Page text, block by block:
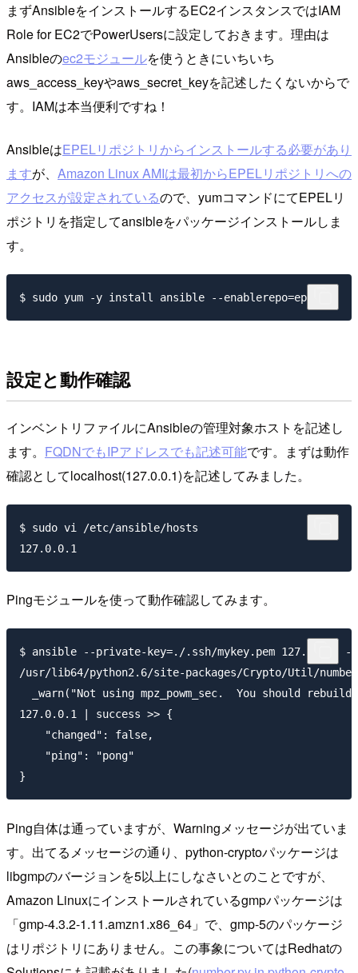
まずAnsibleをインストールするEC2インスタンスではIAM
Role for EC2でPowerUsersに設定しておきます。理由は
Ansibleのec2モジュールを使うときにいちいち
aws_access_keyやaws_secret_keyを記述したくないからで
す。IAMは本当便利ですね！
AnsibleはEPELリポジトリからインストールする必要があり
ますが、 Amazon Linux AMIは最初からEPELリポジトリへの
アクセスが設定されているので、yumコマンドにてEPELリ
ポジトリを指定してansibleをパッケージインストールしま
す。
設定と動作確認
インベントリファイルにAnsibleの管理対象ホストを記述し
ます。 FQDNでもIPアドレスでも記述可能です。まずは動作
確認としてlocalhost(127.0.0.1)を記述してみました。
$ sudo vi /etc/ansible/hosts
Pingモジュールを使って動作確認してみます。
$ ansible --private-key=./.ssh/mykey.pem 127.0.0.1 -
/usr/lib64/python2.6/site-packages/Crypto/Util/
_warn("Not using mpz_powm_sec.  You should
127.0.0.1 | success >> {
    "changed": false,
    "ping": "pong"
Ping自体は通っていますが、Warningメッセージが出ていま
す。出てるメッセージの通り、python-cryptoパッケージは
libgmpのバージョンを5以上にしなさいとのことですが、
Amazon Linuxにインストールされているgmpパッケージは
「gmp-4.3.2-1.11.amzn1.x86_64」で、gmp-5のパッケージ
はリポジトリにありません。この事象についてはRedhatの